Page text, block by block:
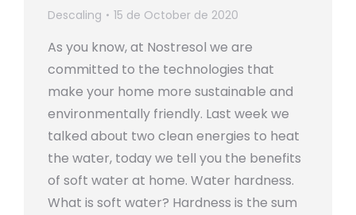
Descaling 15 de October de 2020
As you know, at Nostresol we are
committed to the technologies that
make your home more sustainable and
environmentally friendly. Last week we
talked about two clean energies to heat
the water, today we tell you the benefits
of soft water at home. Water hardness.
What is soft water? Hardness is the sum